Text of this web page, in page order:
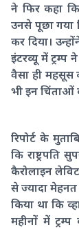
ने फिर कहा
उनसे पूछा गया
कर दिया।
इंटरव्यू में
वैसा ही महसूस
भी इन चिंताओं
रिपोर्ट के
कि राष्ट्रपति
कैरोलाइन
से ज्यादा
किया था कि
महीनों में